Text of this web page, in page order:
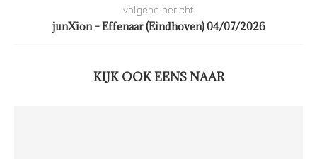
volgend bericht
junXion – Effenaar (Eindhoven) 04/07/2026
KIJK OOK EENS NAAR